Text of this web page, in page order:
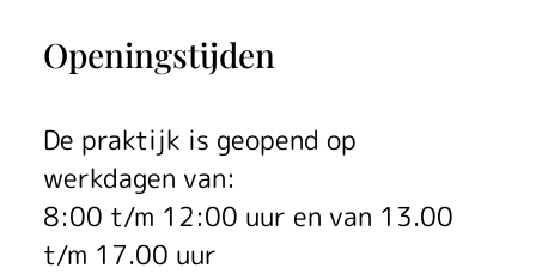
Openingstijden
De praktijk is geopend op
werkdagen van:
8:00 t/m 12:00 uur en van 13.00
t/m 17.00 uur